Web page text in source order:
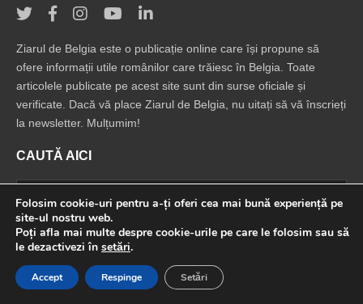
Ziarul de Belgia este o publicație online care își propune să
ofere informații utile românilor care trăiesc în Belgia. Toate
articolele publicate pe acest site sunt din surse oficiale și
verificate. Dacă vă place Ziarul de Belgia, nu uitați să vă înscrieți
la newsletter. Mulțumim!
CAUTĂ AICI
Folosim cookie-uri pentru a-ți oferi cea mai bună experiență pe
site-ul nostru web.
Poți afla mai multe despre cookie-urile pe care le folosim sau să
le dezactivezi în setări.
Accept Respinge Setări